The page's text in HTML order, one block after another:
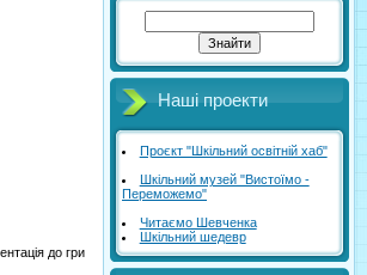
до гри
Наші проекти
Проєкт "Шкільний освітній хаб"
Шкільний музей "Вистоїмо -
Переможемо"
Читаємо Шевченка
Шкільний шедевр